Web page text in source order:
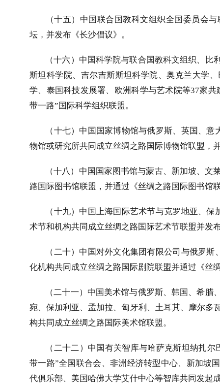
（十五）中国联合国教科文组织全国委员会
坛，并发布《长沙倡议》。
（十六）中国科学院与联合国教科文组织、
斯坦科学院、吉尔吉斯斯坦科学院、奥克兰大学
学、泰国科技发展署、欧洲科学与艺术院等37家共
带一路”国际科学组织联盟。
（十七）中国国家博物馆与俄罗斯、英国、
物馆或研究所共同成立丝绸之路国际博物馆联盟，
（十八）中国国家图书馆与蒙古、新加坡、文
路国际图书馆联盟，并通过《丝绸之路国际图书馆
（十九）中国上海国际艺术节与克罗地亚、
术节和机构共同成立丝绸之路国际艺术节联盟并发
（二十）中国对外文化集团有限公司与俄罗
化机构共同成立丝绸之路国际剧院联盟并通过《丝
（二十一）中国美术馆与俄罗斯、韩国、希
宛、保加利亚、孟加拉、匈牙利、土耳其、摩尔多
构共同成立丝绸之路国际美术馆联盟。
（二十二）中国有关智库与哈萨克斯坦纳扎
带一路”全国联合会、非洲经济转型中心、新加坡
代俱乐部、美国哈佛大学艾什中心等智库共同发起